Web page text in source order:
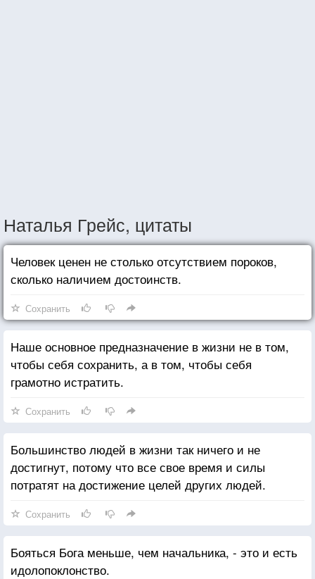
Наталья Грейс, цитаты
Человек ценен не столько отсутствием пороков,
сколько наличием достоинств.
Сохранить
Наше основное предназначение в жизни не в том,
чтобы себя сохранить, а в том, чтобы себя
грамотно истратить.
Сохранить
Большинство людей в жизни так ничего и не
достигнут, потому что все свое время и силы
потратят на достижение целей других людей.
Сохранить
Бояться Бога меньше, чем начальника, - это и есть
идолопоклонство.